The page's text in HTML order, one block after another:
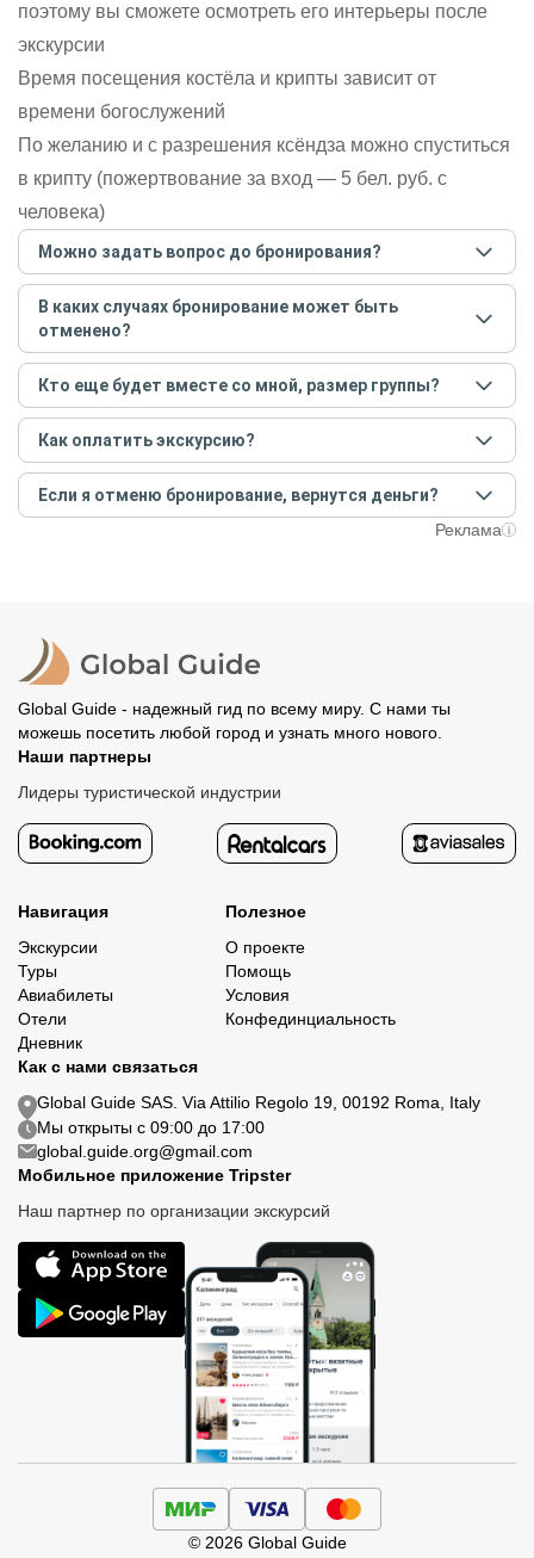
поэтому вы сможете осмотреть его интерьеры после
экскурсии
Время посещения костёла и крипты зависит от
времени богослужений
По желанию и с разрешения ксёндза можно спуститься
в крипту (пожертвование за вход — 5 бел. руб. с
человека)
Можно задать вопрос до бронирования?
Достаточно перейти по ссылке «Задать вопрос» и
написать гиду. Платить при этом не нужно. Сначала
согласуйте с гидом интересующие вас вопросы и после
этого бронируйте экскурсию.Задать вопрос.
В каких случаях бронирование может быть
отменено?
Только в случае неблагоприятных погодных условий,
например, если экскурсия на кораблике, а по прогнозу
погоды аномально-сильный ветер. При этом гид
предупредит вас об отмене, а мы вернем предоплату на
карту. Во всех остальных случаях экскурсия состоится.
Кто еще будет вместе со мной, размер группы?
Если экскурсия индивидуальная, гид проведет встречу
только для вас и вашей компании. Если групповая — на
экскурсии будут другие участники, размер зависит от
условий конкретной экскурсии.
Как оплатить экскурсию?
Создайте заказ на удобную дату и время, и внесите
предоплату как можно скорее, чтобы другие
путешественники не заняли ваше место. После этого
организатору напрямую не требуется.
Если я отменю бронирование, вернутся деньги?
При отмене за 48 часов или раньше мы вернем всюРеклама
Global Guide - надежный гид по всему миру. С нами ты
можешь посетить любой город и узнать много нового.
Наши партнеры
Лидеры туристической индустрии
Навигация
Экскурсии
Туры
Авиабилеты
Отели
Дневник
Полезное
О проекте
Помощь
Условия
Конфединциальность
Как с нами связаться
Global Guide SAS. Via Attilio Regolo 19, 00192 Roma, Italy
Мы открыты с 09:00 до 17:00
global.guide.org@gmail.com
Мобильное приложение Tripster
Наш партнер по организации экскурсий
© 2026 Global Guide